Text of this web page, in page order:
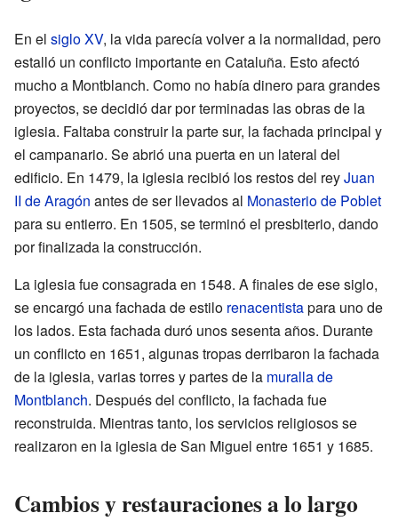
En el siglo XV, la vida parecía volver a la normalidad, pero
estalló un conflicto importante en Cataluña. Esto afectó
mucho a Montblanch. Como no había dinero para grandes
proyectos, se decidió dar por terminadas las obras de la
iglesia. Faltaba construir la parte sur, la fachada principal y
el campanario. Se abrió una puerta en un lateral del
edificio. En 1479, la iglesia recibió los restos del reyJuan
II de Aragón antes de ser llevados al Monasterio de Poblet
para su entierro. En 1505, se terminó el presbiterio, dando
por finalizada la construcción.
La iglesia fue consagrada en 1548. A finales de ese siglo,
se encargó una fachada de estilo renacentistapara uno de
los lados. Esta fachada duró unos sesenta años. Durante
un conflicto en 1651, algunas tropas derribaron la fachada
de la iglesia, varias torres y partes de la muralla de
Montblanch. Después del conflicto, la fachada fue
reconstruida. Mientras tanto, los servicios religiosos se
realizaron en la iglesia de San Miguel entre 1651 y 1685.
Cambios y restauraciones a lo largo